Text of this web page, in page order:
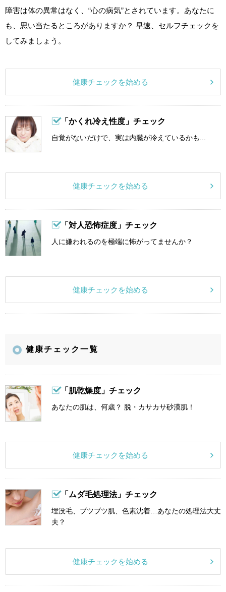
障害は体の異常はなく、“心の病気”とされています。あなたに
も、思い当たるところがありますか？ 早速、セルフチェックを
してみましょう。
健康チェックを始める
「かくれ冷え性度」チェック
自覚がないだけで、実は内臓が冷えているかも...
健康チェックを始める
「対人恐怖症度」チェック
人に嫌われるのを極端に怖がってませんか？
健康チェックを始める
健康チェック一覧
「肌乾燥度」チェック
あなたの肌は、何歳？ 脱・カサカサ砂漠肌！
健康チェックを始める
「ムダ毛処理法」チェック
埋没毛、ブツブツ肌、色素沈着…あなたの処理法大丈
夫？
健康チェックを始める